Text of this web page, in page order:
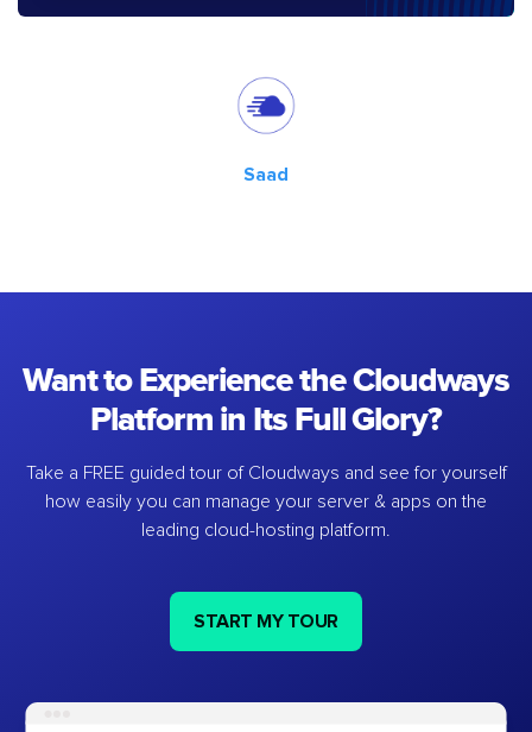
Saad
Want to Experience the Cloudways
Platform in Its Full Glory?
Take a FREE guided tour of Cloudways and see for yourself
how easily you can manage your server & apps on the
leading cloud-hosting platform.
START MY TOUR